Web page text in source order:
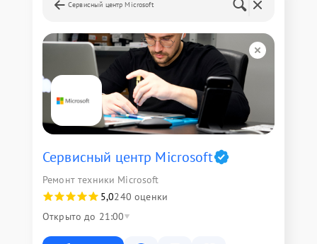
Сервисный центр Microsoft
Сервисный центр Microsoft
Ремонт техники Microsoft
5,0240 оценки
Открыто до 21:00